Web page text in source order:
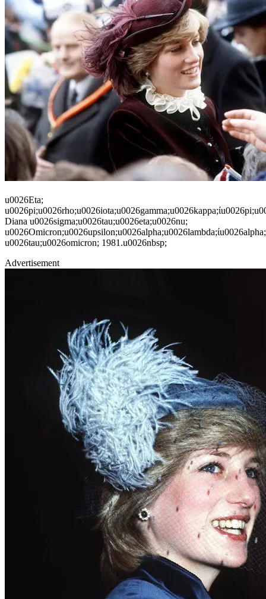
u0026Eta;
Diana u0026sigma;u0026tau;u0026eta;u0026nu;
u0026tau;u0026omicron; 1981.u0026nbsp;
Advertisement